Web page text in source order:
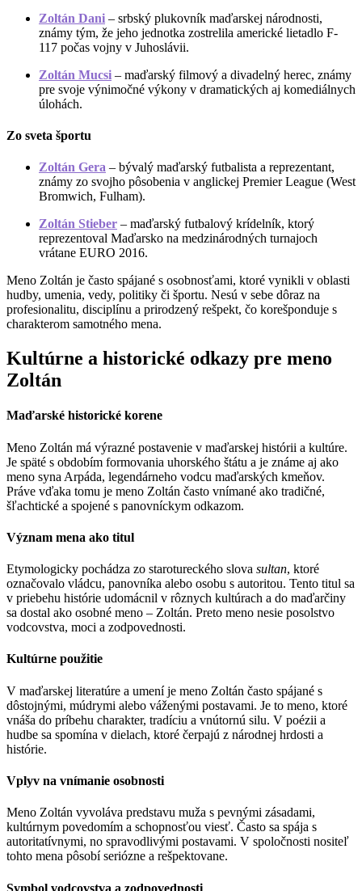
Zoltán Dani – srbský plukovník maďarskej národnosti,
známy tým, že jeho jednotka zostrelila americké lietadlo F-
117 počas vojny v Juhoslávii.
Zoltán Mucsi – maďarský filmový a divadelný herec, známy
pre svoje výnimočné výkony v dramatických aj komediálnych
úlohách.
Zo sveta športu
Zoltán Gera – bývalý maďarský futbalista a reprezentant,
známy zo svojho pôsobenia v anglickej Premier League (West
Bromwich, Fulham).
Zoltán Stieber – maďarský futbalový krídelník, ktorý
reprezentoval Maďarsko na medzinárodných turnajoch
vrátane EURO 2016.
Meno Zoltán je často spájané s osobnosťami, ktoré vynikli v oblasti
hudby, umenia, vedy, politiky či športu. Nesú v sebe dôraz na
profesionalitu, disciplínu a prirodzený rešpekt, čo korešponduje s
charakterom samotného mena.
Kultúrne a historické odkazy pre meno
Zoltán
Maďarské historické korene
Meno Zoltán má výrazné postavenie v maďarskej histórii a kultúre.
Je späté s obdobím formovania uhorského štátu a je známe aj ako
meno syna Arpáda, legendárneho vodcu maďarských kmeňov.
Práve vďaka tomu je meno Zoltán často vnímané ako tradičné,
šľachtické a spojené s panovníckym odkazom.
Význam mena ako titul
Etymologicky pochádza zo starotureckého slova sultan, ktoré
označovalo vládcu, panovníka alebo osobu s autoritou. Tento titul sa
v priebehu histórie udomácnil v rôznych kultúrach a do maďarčiny
sa dostal ako osobné meno – Zoltán. Preto meno nesie posolstvo
vodcovstva, moci a zodpovednosti.
Kultúrne použitie
V maďarskej literatúre a umení je meno Zoltán často spájané s
dôstojnými, múdrymi alebo váženými postavami. Je to meno, ktoré
vnáša do príbehu charakter, tradíciu a vnútornú silu. V poézii a
hudbe sa spomína v dielach, ktoré čerpajú z národnej hrdosti a
histórie.
Vplyv na vnímanie osobnosti
Meno Zoltán vyvoláva predstavu muža s pevnými zásadami,
kultúrnym povedomím a schopnosťou viesť. Často sa spája s
autoritatívnymi, no spravodlivými postavami. V spoločnosti nositeľ
tohto mena pôsobí seriózne a rešpektovane.
Symbol vodcovstva a zodpovednosti